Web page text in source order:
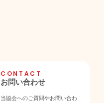
CONTACT
お問い合わせ
当協会へのご質問やお問い合わ